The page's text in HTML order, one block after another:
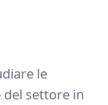
le
del settore in